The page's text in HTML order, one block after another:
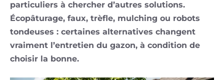
particuliers à chercher d’autres solutions.
Écopâturage, faux, trèfle, mulching ou robots
tondeuses : certaines alternatives changent
vraiment l’entretien du gazon, à condition de
choisir la bonne.